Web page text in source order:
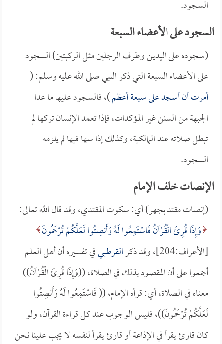
السجود.
السجود على الأعضاء السبعة
(سجوده على اليدين وطرف الرجلين مثل الركبتين) السجود
على الأعضاء السبعة التي ذكر النبي صلى الله عليه وسلم: (
أمرت أن أسجد على سبعة أعظم)، فالسجود عليها ما عدا
الجبهة من السنن غير المؤكدات، فإذا تعمد الإنسان تركها لم
تبطل صلاته عند المالكية، وكذلك إذا سها فيها لم يلزمه
السجود.
الإنصات خلف الإمام
(إنصات مقتد بجهر) أي: سكوت المقتدي، وقد قال الله تعالى:
وَإِذَا قُرِئَ الْقُرْآنُ فَاسْتَمِعُوا لَهُ وَأَنصِتُوا لَعَلَّكُمْ تُرْحَمُونَ
[الأعراف:204]، وقد ذكر
القرطبيفي تفسيره أن أهل العلم
أجمعوا على أن المقصود بذلك في الصلاة، ((وَإِذَا قُرِئَ الْقُرْآنُ))
معناه في الصلاة، أي: قرأه الإمام، (( فَاسْتَمِعُوا لَهُ وَأَنصِتُوا
لَعَلَّكُمْ تُرْحَمُونَ))، فليس الوجوب عند كل قراءة القرآن، ولو
كان قارئ يقرأ في الإذاعة أو قارئ يقرأ لنفسه لا يجب علينا نحن